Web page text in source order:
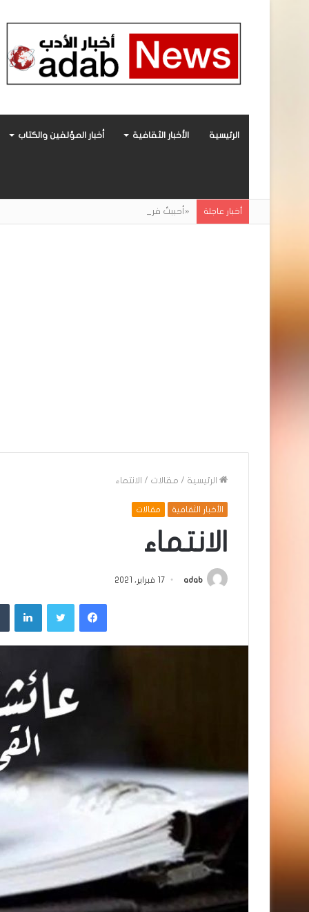
الرئيسية الأخبار الثقافية أخبار المؤلفين والكتاب
أخبار عاجلة «أحببتُ فراشة».. رواية حديثة صادرة عن مركز
الرئيسية / مقالات / الانتماء
الأخبار الثقافية مقالات
الانتماء
adab 17 فبراير، 2021
فيسبوكتويتر